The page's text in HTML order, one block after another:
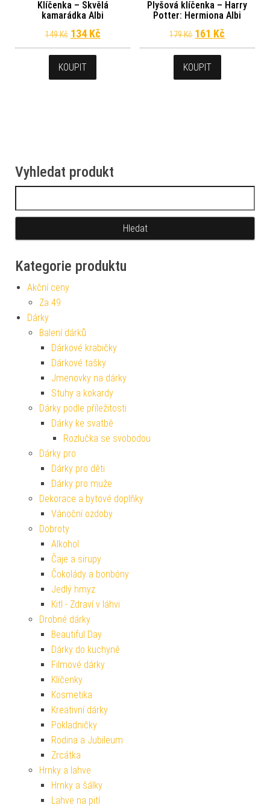
Klíčenka – Skvělá
kamarádka Albi
149Kč Původní cena byla: 149 Kč.
134 KčAktuální cena je: 134 Kč.
KOUPIT
Plyšová klíčenka – Harry
Potter: Hermiona Albi
179Kč Původní cena
161 Kč
KOUPIT
Vyhledat produkt
Kategorie produktu
Akční ceny
Za 49
Dárky
Balení dárků
Dárkové krabičky
Dárkové tašky
Jmenovky na dárky
Stuhy a kokardy
Dárky podle příležitosti
Dárky ke svatbě
Rozlučka se svobodou
Dárky pro
Dárky pro děti
Dárky pro muže
Dekorace a bytové doplňky
Vánoční ozdoby
Dobroty
Alkohol
Čaje a sirupy
Čokolády a bonbóny
Jedlý hmyz
Kitl - Zdraví v láhvi
Drobné dárky
Beautiful Day
Dárky do kuchyně
Filmové dárky
Klíčenky
Kosmetika
Kreativní dárky
Pokladničky
Rodina a Jubileum
Zrcátka
Hrnky a lahve
Hrnky a šálky
Lahve na pití